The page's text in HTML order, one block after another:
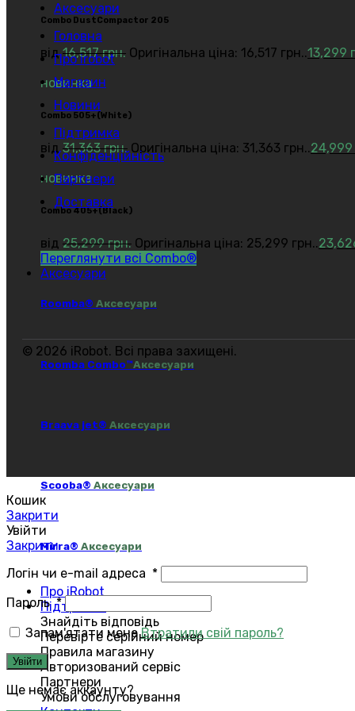
Combo DustCompactor 205
від16,517грн. Оригінальна ціна: 16,517 грн..13,299
новинка
Сombo 505+(White)
від31,363грн. Оригінальна ціна: 31,363 грн..24,999
новинка
Сombo 405+(Black)
від 25,299грн. Оригінальна ціна: 25,299 грн..
Переглянути всі Combo®
Аксесуари
Roomba® Аксесуари
Roomba Combo™Аксесуари
Braava jet® Аксесуари
Scooba® Аксесуари
Mirra® Аксесуари
Про iRobot
Підтримка
Знайдіть відповідь
Перевірте серійний номер
Правила магазину
Авторизований сервіс
Партнери
Умови обслуговування
Аксесуари
Головна
Про irobot
Магазин
Новини
Підтримка
Конфіденційність
Партнери
Доставка
© 2026 iRobot. Всі права захищені.
Кошик
Закрити
Увійти
Закрити
Логін чи e-mail адреса *
Пароль*
Запам'ятати мене Втратили свій пароль?
Увійти
Ще немає аккаунту?